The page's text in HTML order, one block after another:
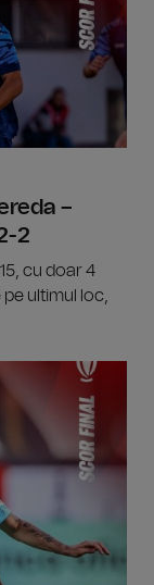
–
2
cu doar 4
ultimul loc,